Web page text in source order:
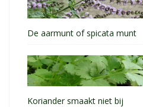
De aarmunt of spicata munt
Koriander smaakt niet bij